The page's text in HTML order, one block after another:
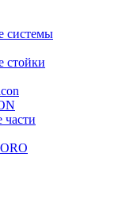
системы
стойки